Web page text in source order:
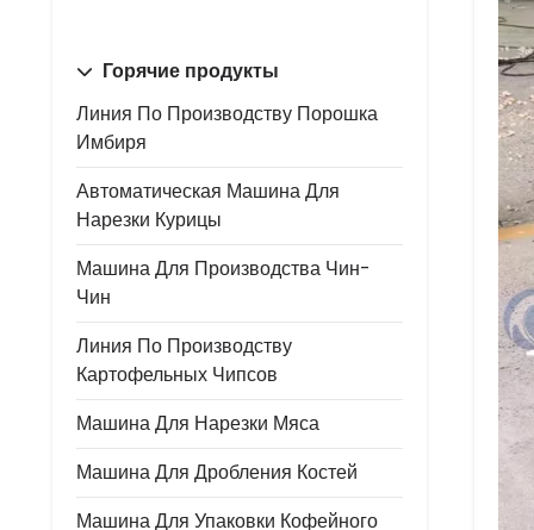
Горячие продукты
Линия По Производству Порошка
Имбиря
Автоматическая Машина Для
Нарезки Курицы
Машина Для Производства Чин-
Чин
Линия По Производству
Картофельных Чипсов
Машина Для Нарезки Мяса
Машина Для Дробления Костей
Машина Для Упаковки Кофейного